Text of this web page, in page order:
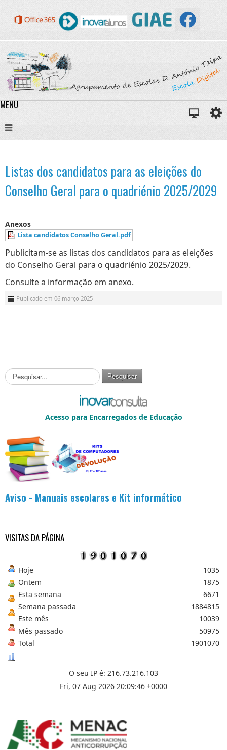
MENU
Listas dos candidatos para as eleições do
Conselho Geral para o quadriénio 2025/2029
Anexos
Lista candidatos Conselho Geral.pdf
Publicitam-se as listas dos candidatos para as eleições
do Conselho Geral para o quadriénio 2025/2029.
Consulte a informação em anexo.
Publicado em 06 março 2025
P
e
a
r
Pesquisar
Acesso para Encarregados de Educação
Aviso - Manuais escolares e Kit informático
VISITAS DA PÁGINA
Hoje
Ontem
Esta semana
Semana passada
Este mês
Mês passado
Total
1035
1875
6671
1884815
10039
50975
1901070
O seu IP é: 216.73.216.103
Fri, 07 Aug 2026 20:09:46 +0000